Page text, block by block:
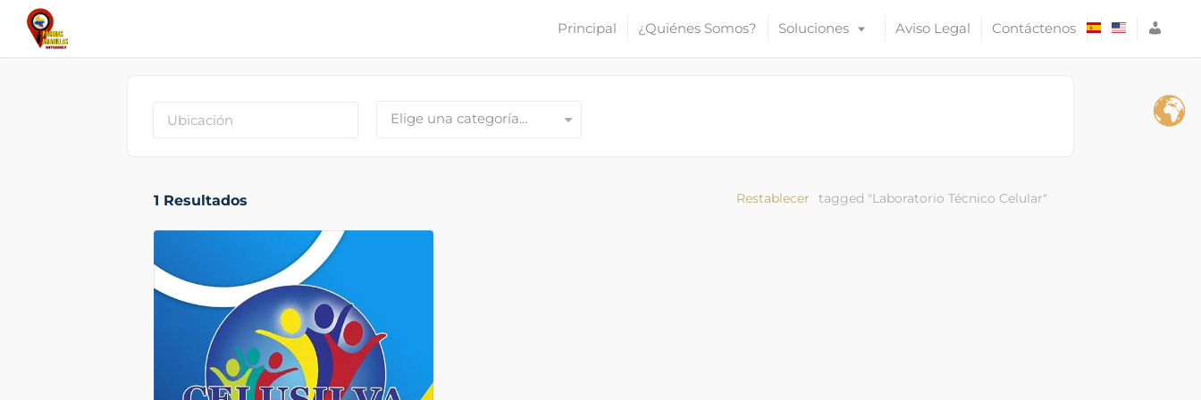
Principal ¿Quiénes Somos? Soluciones Aviso Legal Contáctenos
S
O
Elige una categoría…
1 Resultados tagged "Laboratorio Técnico Celular"
Restablecer